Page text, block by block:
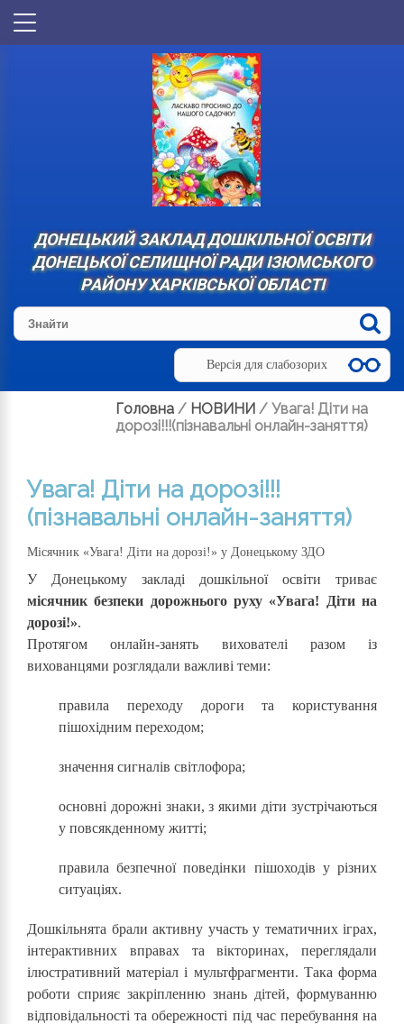
ДОНЕЦЬКИЙ ЗАКЛАД ДОШКІЛЬНОЇ ОСВІТИ
ДОНЕЦЬКОЇ СЕЛИЩНОЇ РАДИ ІЗЮМСЬКОГО
РАЙОНУ ХАРКІВСЬКОЇ ОБЛАСТІ
Версія для слабозорих
Головна / НОВИНИ / Увага! Діти на
дорозі!!!(пізнавальні онлайн-заняття)
Увага! Діти на дорозі!!!
(пізнавальні онлайн-заняття)
Місячник «Увага! Діти на дорозі!» у Донецькому ЗДО
У Донецькому закладі дошкільної освіти триває
місячник безпеки дорожнього руху «Увага! Діти на
дорозі!».
Протягом онлайн-занять вихователі разом із
вихованцями розглядали важливі теми:
правила переходу дороги та користування
пішохідним переходом;
значення сигналів світлофора;
основні дорожні знаки, з якими діти зустрічаються
у повсякденному житті;
правила безпечної поведінки пішоходів у різних
ситуаціях.
Дошкільнята брали активну участь у тематичних іграх,
інтерактивних вправах та вікторинах, переглядали
ілюстративний матеріал і мультфрагменти. Така форма
роботи сприяє закріпленню знань дітей, формуванню
відповідальності та обережності під час перебування на